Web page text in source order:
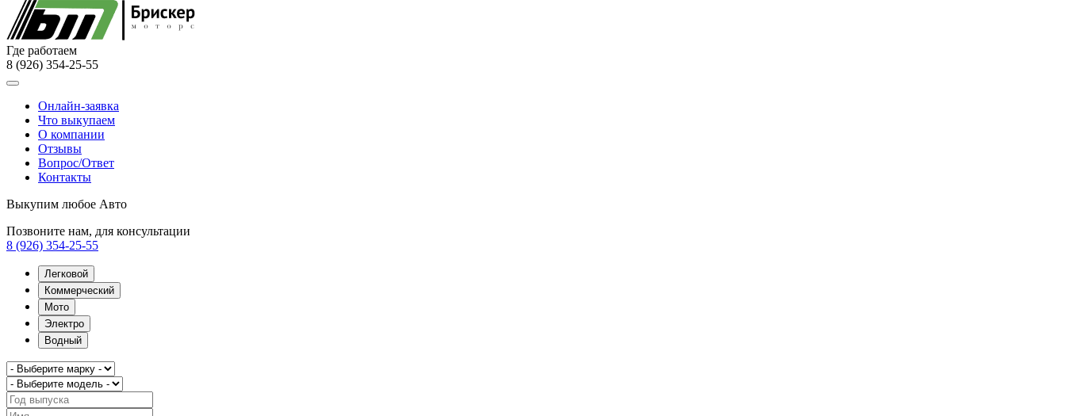
Где работаем
8 (926) 354-25-55
Онлайн-заявка
Что выкупаем
О компании
Отзывы
Вопрос/Ответ
Контакты
Выкупим любое Авто
Позвоните нам, для консультации
8 (926) 354-25-55
Легковой
Коммерческий
Мото
Электро
Водный